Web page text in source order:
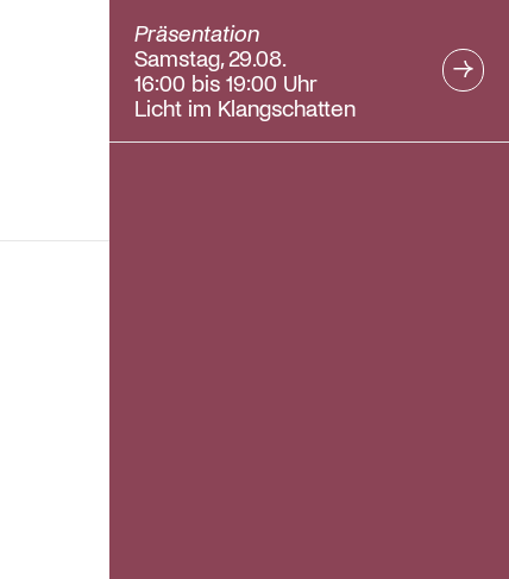
Präsentation
Samstag, 29.08.
16:00 bis 19:00 Uhr
Licht im Klangschatten